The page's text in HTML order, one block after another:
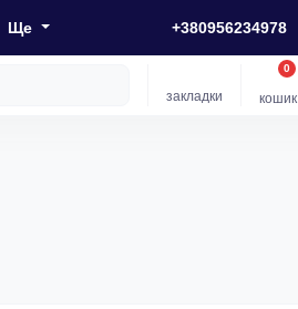
Ще +380956234978
закладки кошик
0